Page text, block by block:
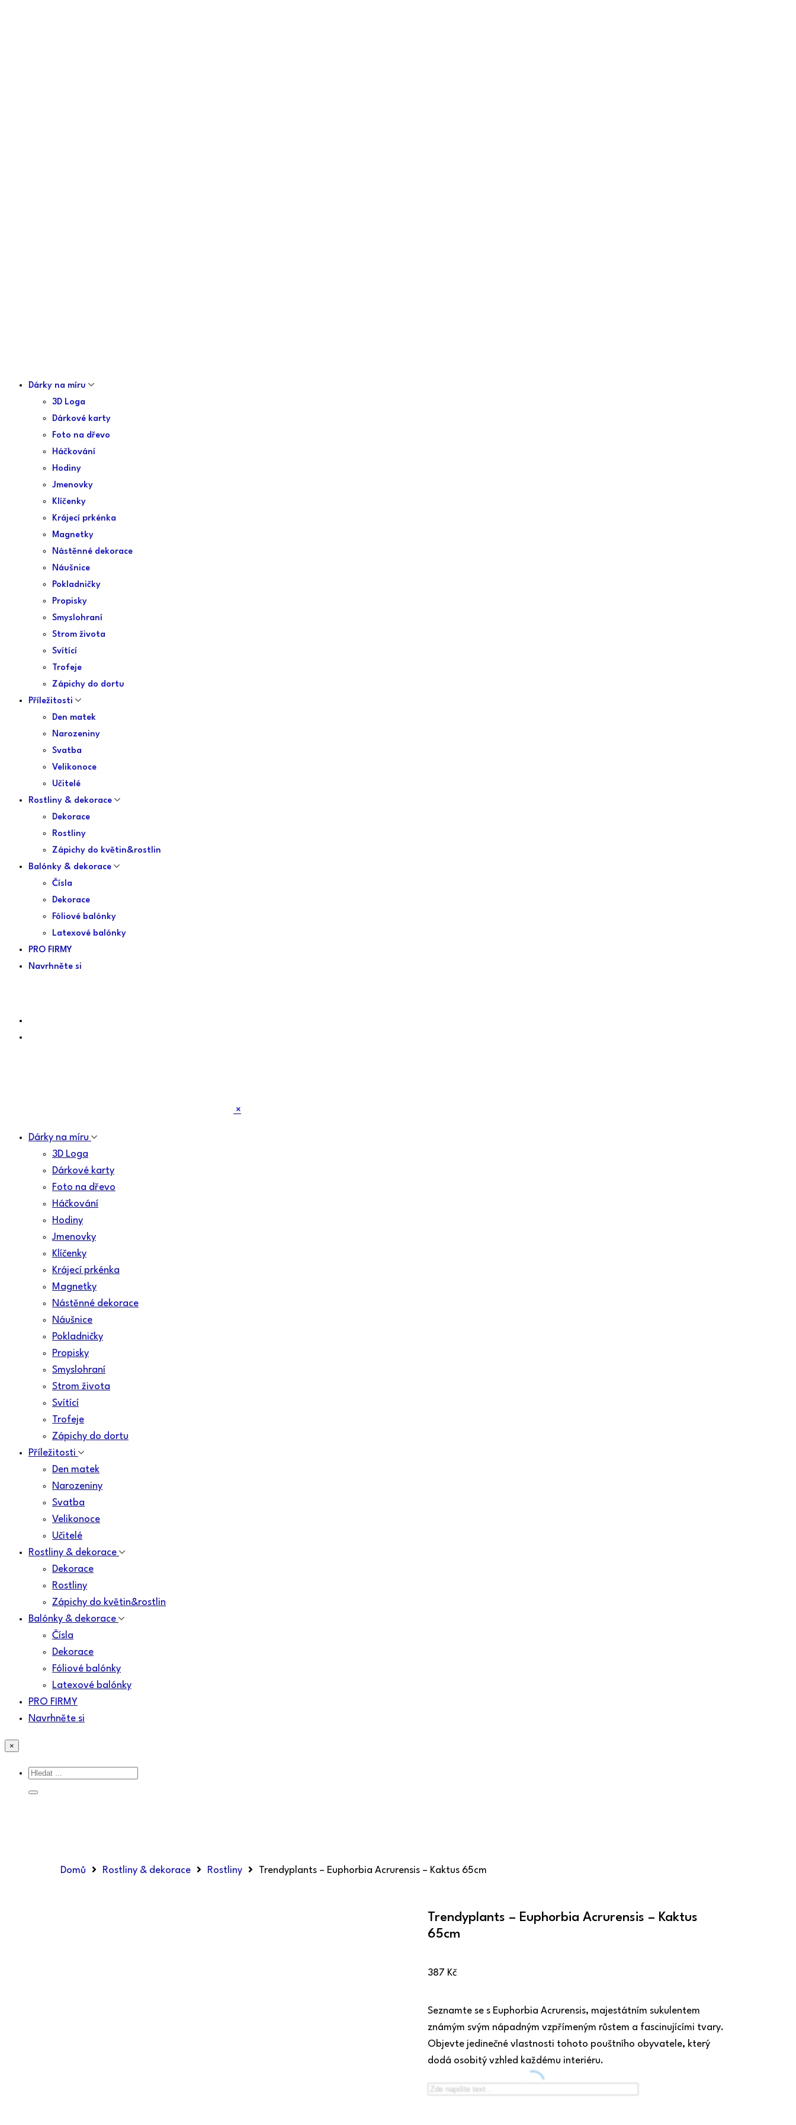
Dárky na míru
3D Loga
Dárkové karty
Foto na dřevo
Háčkování
Hodiny
Jmenovky
Klíčenky
Krájecí prkénka
Magnetky
Nástěnné dekorace
Náušnice
Pokladničky
Propisky
Smyslohraní
Strom života
Svítící
Trofeje
Zápichy do dortu
Příležitosti
Den matek
Narozeniny
Svatba
Velikonoce
Učitelé
Rostliny & dekorace
Dekorace
Rostliny
Zápichy do květin&rostlin
Balónky & dekorace
Čísla
Dekorace
Fóliové balónky
Latexové balónky
PRO FIRMY
Navrhněte si
×
Dárky na míru
3D Loga
Dárkové karty
Foto na dřevo
Háčkování
Hodiny
Jmenovky
Klíčenky
Krájecí prkénka
Magnetky
Nástěnné dekorace
Náušnice
Pokladničky
Propisky
Smyslohraní
Strom života
Svítící
Trofeje
Zápichy do dortu
Příležitosti
Den matek
Narozeniny
Svatba
Velikonoce
Učitelé
Rostliny & dekorace
Dekorace
Rostliny
Zápichy do květin&rostlin
Balónky & dekorace
Čísla
Dekorace
Fóliové balónky
Latexové balónky
PRO FIRMY
Navrhněte si
×
Domů Rostliny & dekorace Rostliny Trendyplants – Euphorbia Acrurensis – Kaktus 65cm
Trendyplants – Euphorbia Acrurensis – Kaktus
65cm
387 Kč
Seznamte se s Euphorbia Acrurensis, majestátním sukulentem
známým svým nápadným vzpřímeným růstem a fascinujícími tvary.
Objevte jedinečné vlastnosti tohoto pouštního obyvatele, který
dodá osobitý vzhled každému interiéru.